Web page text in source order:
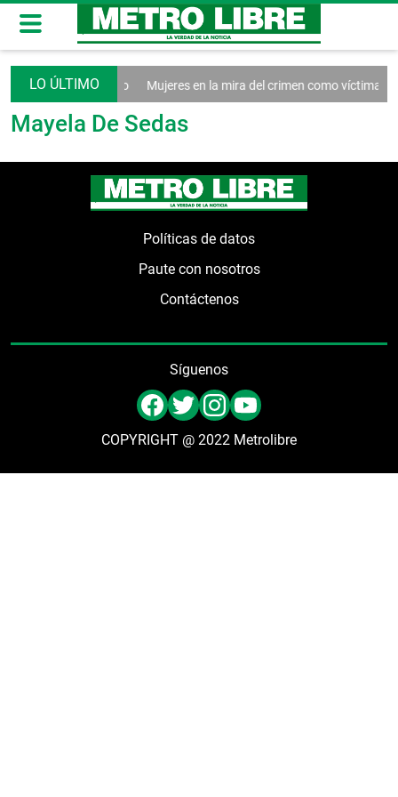
sistema tributario Mujeres en la mira del crimen como víctimas
Mayela De Sedas
Políticas de datos
Paute con nosotros
Contáctenos
Síguenos
COPYRIGHT @ 2022 Metrolibre